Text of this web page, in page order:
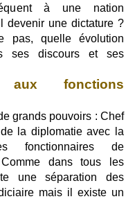
à une nation
devenir une dictature ?
pas, quelle évolution
ses discours et ses
aux fonctions
grands pouvoirs : Chef
la diplomatie avec la
fonctionnaires de
dans tous les
une séparation des
mais il existe un